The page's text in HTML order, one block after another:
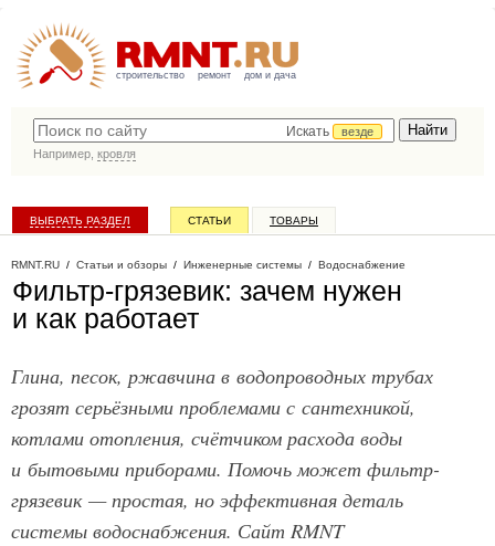
строительство ремонт дом и дача
Искать
везде
Например, кровля
ВЫБРАТЬ РАЗДЕЛ СТАТЬИ ТОВАРЫ
RMNT.RU / Статьи и обзоры / Инженерные системы / Водоснабжение
Фильтр-грязевик: зачем нужен
и как работает
Глина, песок, ржавчина в водопроводных трубах
грозят серьёзными проблемами с сантехникой,
котлами отопления, счётчиком расхода воды
и бытовыми приборами. Помочь может фильтр-
грязевик — простая, но эффективная деталь
системы водоснабжения. Сайт RMNT